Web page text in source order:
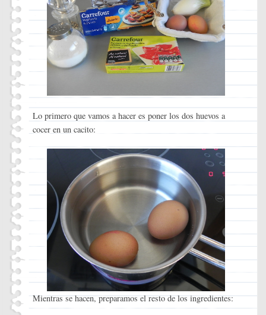
Lo primero que vamos a hacer es poner los dos huevos a
cocer en un cacito:
Mientras se hacen, preparamos el resto de los ingredientes: